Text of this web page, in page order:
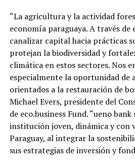
“La agricultura y la actividad
economía paraguaya. A través de
canalizar capital hacia prácticas
protejan la biodiversidad y
climática en estos sectores. Nos
especialmente la oportunidad de
orientados a la restauración de
Michael Evers, presidente del
de eco.business Fund. “ueno
institución joven, dinámica y con
Paraguay, al integrar la
sus estrategias de inversión y